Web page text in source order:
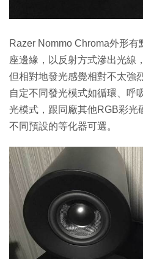
Razer Nommo Chroma外形
座邊緣，以反射方式滲出光線
但相對地發光感覺相對不太強
自定不同發光模式如循環、呼
光模式，跟同廠其他RGB彩光
不同預設的等化器可選。